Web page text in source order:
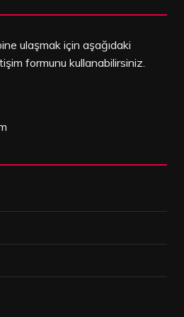
ulaşmak için aşağıdaki
formunu kullanabilirsiniz.